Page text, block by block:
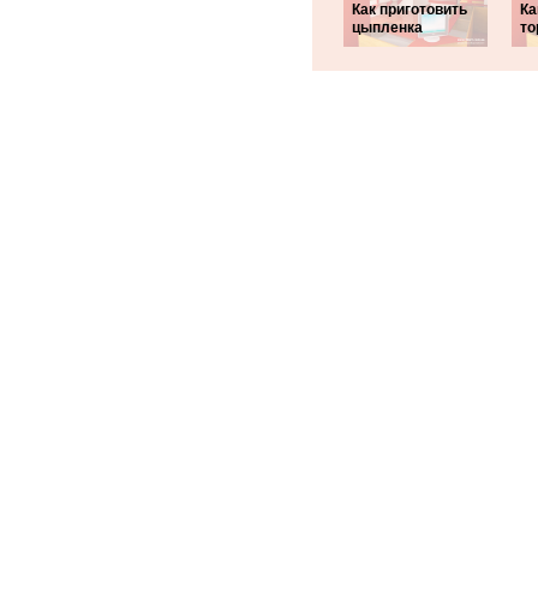
Как приготовить
цыпленка